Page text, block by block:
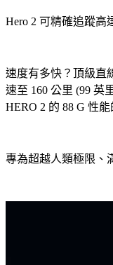
Hero 2 可精確追蹤高
速度有多快？頂級直
速至 160 公里 (99 英
HERO 2 的 88 G 性能
專為超越人類極限、